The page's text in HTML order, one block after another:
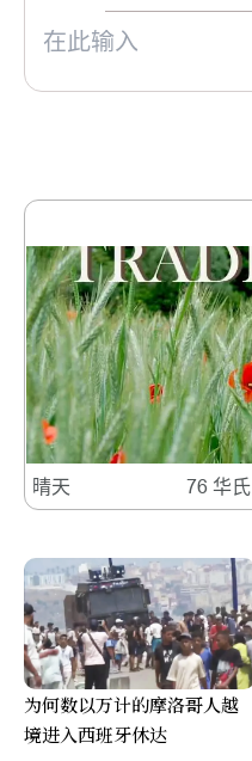
晴天 76 华氏
为何数以万计的摩洛哥人越
境进入西班牙休达